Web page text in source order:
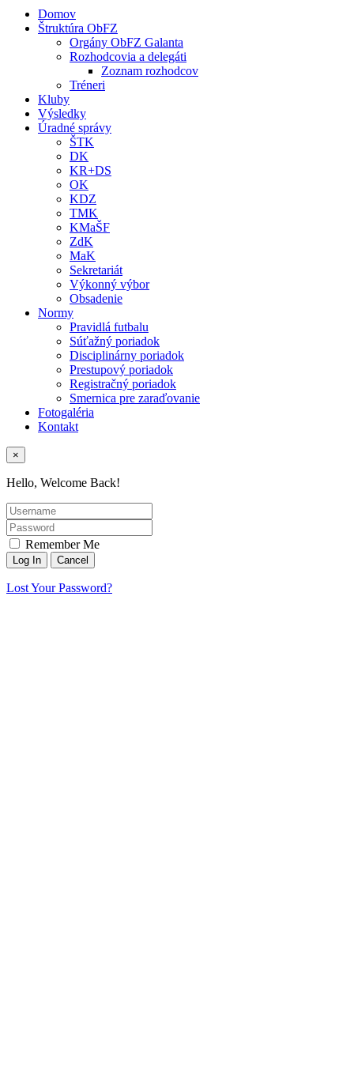
Domov
Štruktúra ObFZ
Orgány ObFZ Galanta
Rozhodcovia a delegáti
Zoznam rozhodcov
Tréneri
Kluby
Výsledky
Úradné správy
ŠTK
DK
KR+DS
OK
KDZ
TMK
KMaŠF
ZdK
MaK
Sekretariát
Výkonný výbor
Obsadenie
Normy
Pravidlá futbalu
Súťažný poriadok
Disciplinárny poriadok
Prestupový poriadok
Registračný poriadok
Smernica pre zaraďovanie
Fotogaléria
Kontakt
×
Hello, Welcome Back!
Remember Me
Lost Your Password?